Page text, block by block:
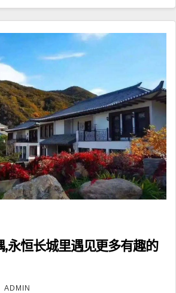
,永恒长城里遇见更多有趣的
ADMIN